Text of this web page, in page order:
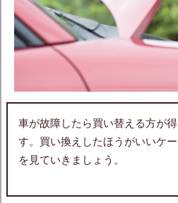
車が故障したら買い替える方が
す。買い換えしたほうがいいケ
を見ていきましょう。